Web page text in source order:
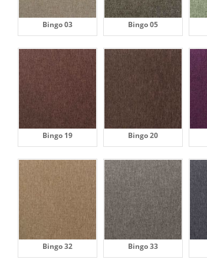
Bingo 03 Bingo 05
Bingo 19 Bingo 20
Bingo 32 Bingo 33